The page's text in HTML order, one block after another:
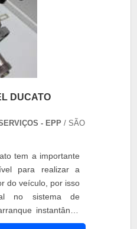
para caçamba seja
faixas refletivas, a
CTB (Código de
ter uma maior
em seu
caçamba deve ter
sendo que essa
ser com limite
importante que as
a densidade
Pedras;
DUCATO
- EPP / SÃO
tem a importante
para realizar a
do veículo, por isso
no sistema de
instantâneo
Dicas de uso da